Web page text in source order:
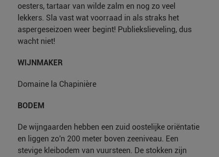
oesters, tartaar van wilde zalm en nog zo veel
lekkers. Sla vast wat voorraad in als straks het
aspergeseizoen weer begint! Publiekslieveling, dus
wacht niet!
WIJNMAKER
Domaine la Chapinière
BODEM
De wijngaarden hebben een zuid oostelijke oriëntatie
en liggen zo'n 200 meter boven zeeniveau. Een
stevige kleibodem van vuursteen. De stokken zijn